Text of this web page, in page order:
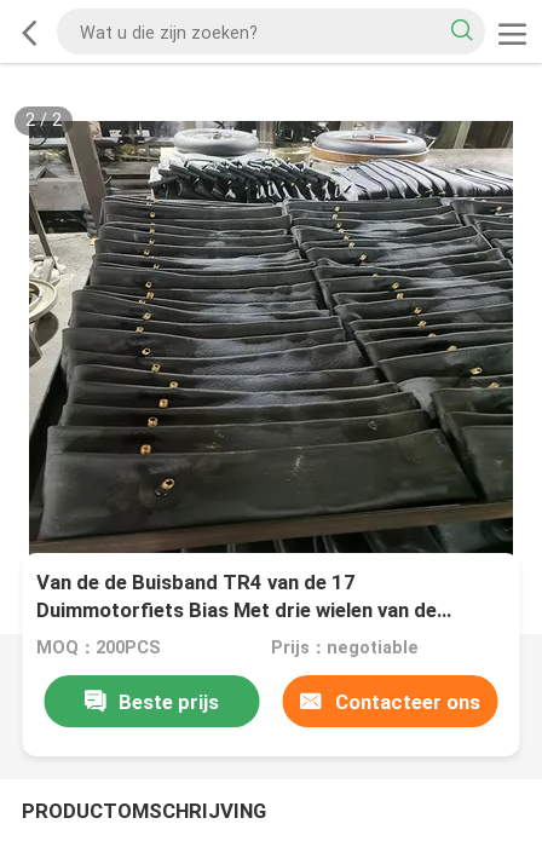
2/2
Van de de Buisband TR4 van de 17
Duimmotorfiets Bias Met drie wielen van de
Binnenband 480-550% Verlenging
MOQ：200PCS Prijs：negotiable
Beste prijs Contacteer ons
PRODUCTOMSCHRIJVING